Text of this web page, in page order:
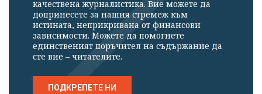
качествена журналистика. Вие можете да
допринесете за нашия стремеж към
истината, неприкривана от финансови
зависимости. Можете да помогнете
единственият поръчител на съдържание да
сте вие – читателите.
ПОДКРЕПЕТЕ НИ